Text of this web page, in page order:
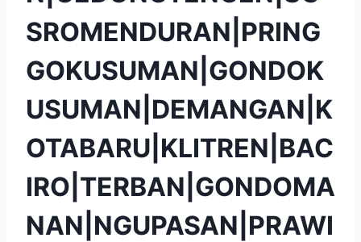
SROMENDURAN|PRING
GOKUSUMAN|GONDOK
USUMAN|DEMANGAN|K
OTABARU|KLITREN|BAC
IRO|TERBAN|GONDOMA
NAN|NGUPASAN|PRAWI